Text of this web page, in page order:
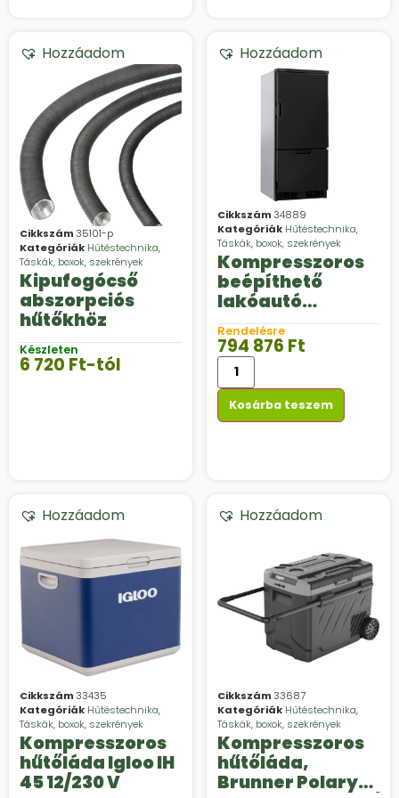
Hozzáadom
Cikkszám 35101-p
Kategóriák Hűtéstechnika,
Táskák, boxok, szekrények
Kipufogócső
abszorpciós
hűtőkhöz
Készleten
6 720 Ft-tól
Hozzáadom
Cikkszám 34889
Kategóriák Hűtéstechnika,
Táskák, boxok, szekrények
Kompresszoros
beépíthető
lakóautó
hűtőszekrény,
Thetford T2160
Rendelésre
794 876 Ft
Kosárba teszem
Hozzáadom
Cikkszám 33435
Kategóriák Hűtéstechnika,
Táskák, boxok, szekrények
Kompresszoros
hűtőláda Igloo IH
45 12/230 V
Hozzáadom
Cikkszám 33687
Kategóriák Hűtéstechnika,
Táskák, boxok, szekrények
Kompresszoros
hűtőláda,
Brunner Polarys